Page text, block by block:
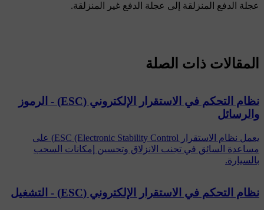
عجلة الدفع المنزلقة إلى عجلة الدفع غير المنزلقة.
المقالات ذات الصلة
نظام التحكم في الاستقرار الإلكتروني (ESC) - الرموز
والرسائل
يعمل نظام الاستقرار ESC (Electronic Stability Control) على
مساعدة السائق في تجنب الانزلاق وتحسين إمكانات السحب
بالسيارة.
نظام التحكم في الاستقرار الإلكتروني (ESC) - التشغيل